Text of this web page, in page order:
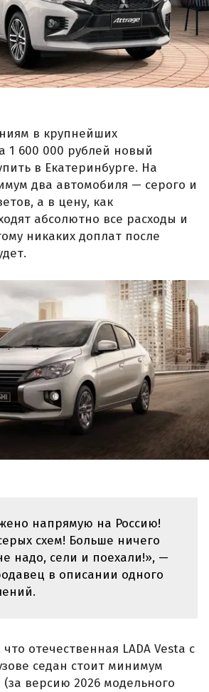
в крупнейших
1 600 000 рублей новый
в Екатеринбурге. На
два автомобиля — серого и
а в цену, как
абсолютно все расходы и
никаких доплат после
напрямую на Россию!
схем! Больше ничего
надо, сели и поехали!», —
в описании одного
отечественная LADA Vesta с
седан стоит минимум
(за версию 2026 модельного